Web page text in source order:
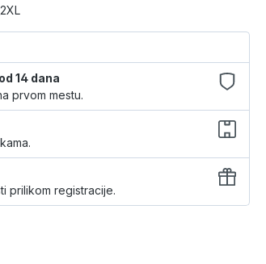
14 dana
prvom mestu.
prilikom registracije.